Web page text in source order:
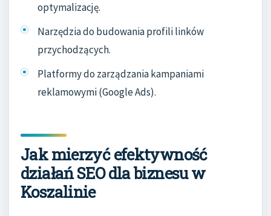
optymalizację.
Narzędzia do budowania profili linków
przychodzących.
Platformy do zarządzania kampaniami
reklamowymi (Google Ads).
Jak mierzyć efektywność
działań SEO dla biznesu w
Koszalinie